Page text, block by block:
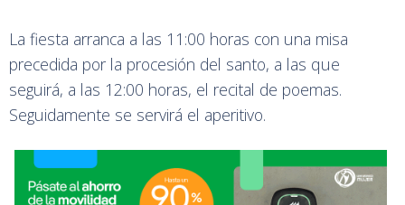
La fiesta arranca a las 11:00 horas con una misa
precedida por la procesión del santo, a las que
seguirá, a las 12:00 horas, el recital de poemas.
Seguidamente se servirá el aperitivo.